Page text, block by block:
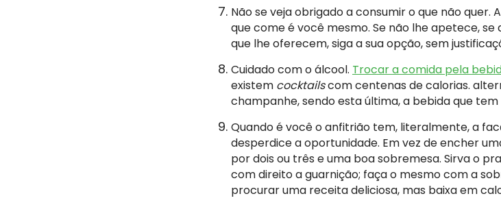
Não se veja obrigado a consumir o que não
que come é você mesmo. Se não lhe apetece,
que lhe oferecem, siga a sua opção, sem
Cuidado com o álcool. Trocar a comida pela
existem cocktailscom centenas de calorias.
champanhe, sendo esta última, a bebida que
Quando é você o anfitrião tem, literalmente, a
desperdice a oportunidade. Em vez de encher
por dois ou três e uma boa sobremesa. Sirva o
com direito a guarnição; faça o mesmo com a
procurar uma receita deliciosa, mas baixa em